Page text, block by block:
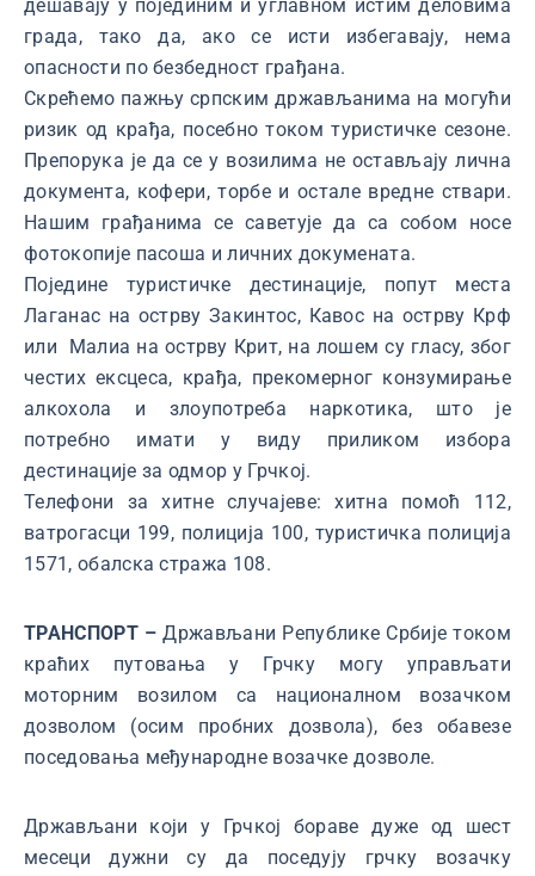
дешавају у појединим и углавном истим деловима
града, тако да, ако се исти избегавају, нема
опасности по безбедност грађана.
Скрећемо пажњу српским држављанима на могући
ризик од крађа, посебно током туристичке сезоне.
Препорука је да се у возилима не остављају лична
документа, кофери, торбе и остале вредне ствари.
Нашим грађанима се саветује да са собом носе
фотокопије пасоша и личних докумената.
Поједине туристичке дестинације, попут места
Лаганас на острву Закинтос, Кавос на острву Крф
или Малиа на острву Крит, на лошем су гласу, због
честих ексцеса, крађа, прекомерног конзумирање
алкохола и злоупотреба наркотика, што је
потребно имати у виду приликом избора
дестинације за одмор у Грчкој.
Телефони за хитне случајеве: хитна помоћ 112,
ватрогасци 199, полиција 100, туристичка полиција
1571, обалска стража 108.
ТРАНСПОРТ –Држављани Републике Србије током
краћих путовања у Грчку могу управљати
моторним возилом са националном возачком
дозволом (осим пробних дозвола), без обавезе
поседовања међународне возачке дозволе.
Држављани који у Грчкој бораве дуже од шест
месеци дужни су да поседују грчку возачку